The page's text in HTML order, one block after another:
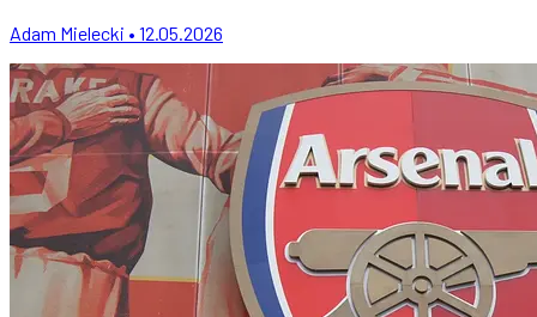
Adam Mielecki • 12.05.2026